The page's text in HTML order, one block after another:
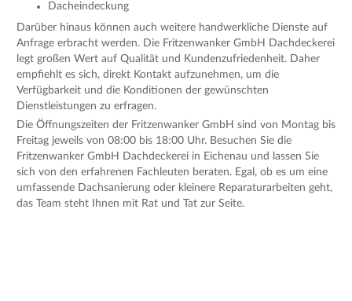
Dacheindeckung
Darüber hinaus können auch weitere handwerkliche Dienste auf
Anfrage erbracht werden. Die Fritzenwanker GmbH Dachdeckerei
legt großen Wert auf Qualität und Kundenzufriedenheit. Daher
empfiehlt es sich, direkt Kontakt aufzunehmen, um die
Verfügbarkeit und die Konditionen der gewünschten
Dienstleistungen zu erfragen.
Die Öffnungszeiten der Fritzenwanker GmbH sind von Montag bis
Freitag jeweils von 08:00 bis 18:00 Uhr. Besuchen Sie die
Fritzenwanker GmbH Dachdeckerei in Eichenau und lassen Sie
sich von den erfahrenen Fachleuten beraten. Egal, ob es um eine
umfassende Dachsanierung oder kleinere Reparaturarbeiten geht,
das Team steht Ihnen mit Rat und Tat zur Seite.